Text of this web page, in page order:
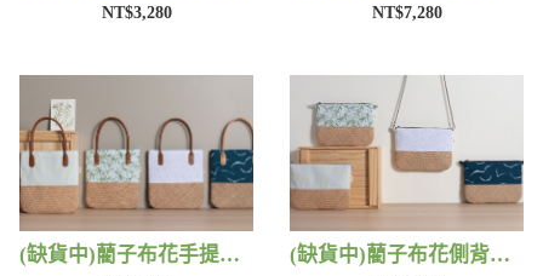
NT$3,280 NT$7,280
(缺貨中)藺子布花手提包 | 藺子 (缺貨中)藺子布花側背包 | 藺子